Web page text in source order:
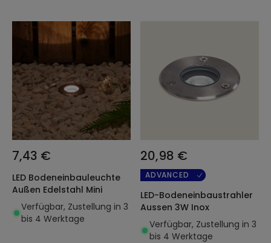
7,43 €
LED Bodeneinbauleuchte
Außen Edelstahl Mini
Verfügbar, Zustellung in 3
bis 4 Werktage
20,98 €
ADVANCED
LED-Bodeneinbaustrahler
Aussen 3W Inox
Verfügbar, Zustellung in 3
bis 4 Werktage